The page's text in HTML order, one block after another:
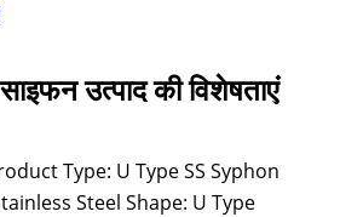
उत्पाद की विशेषताएं
Type: U Type SS Syphon
Steel Shape: U Type